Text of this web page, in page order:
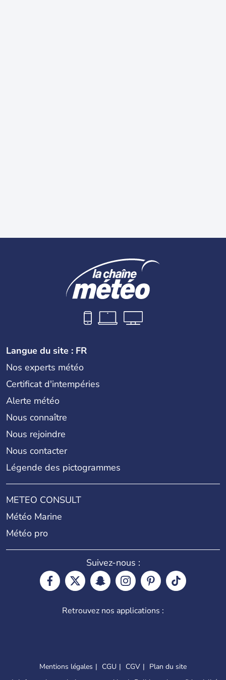
Langue du site : FR
Nos experts météo
Certificat d'intempéries
Alerte météo
Nous connaître
Nous rejoindre
Nous contacter
Légende des pictogrammes
METEO CONSULT
Météo Marine
Météo pro
Suivez-nous :
Retrouvez nos applications :
Mentions légales CGU CGV
Plan du site